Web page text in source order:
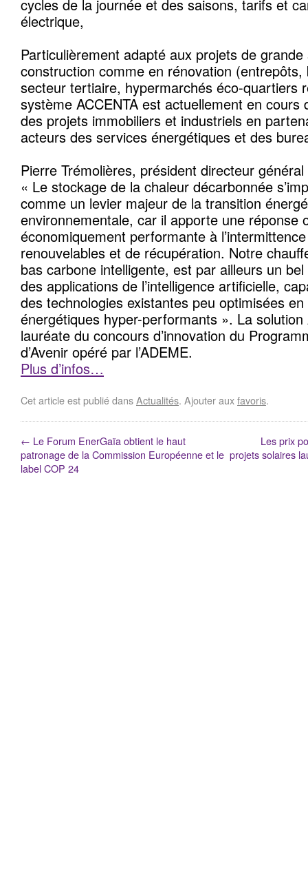
cycles de la journée et des saisons, tarifs et
électrique,
Particulièrement adapté aux projets de
construction comme en rénovation
secteur tertiaire, hypermarchés éco-quartiers
système ACCENTA est actuellement en cours
des projets immobiliers et industriels en
acteurs des services énergétiques et des
Pierre Trémolières, président directeur général
« Le stockage de la chaleur décarbonnée
comme un levier majeur de la transition
environnementale, car il apporte une réponse
économiquement performante à
renouvelables et de récupération. Notre
bas carbone intelligente, est par ailleurs un
des applications de l’intelligence artificielle,
des technologies existantes peu optimisées
énergétiques hyper-performants ». La solution
lauréate du concours d’innovation du
d’Avenir opéré par l’ADEME.
Plus d’infos…
Cet article est publié dansActualités. Ajouter auxfavoris.
← Le Forum EnerGaïa obtient le haut
patronage de la Commission Européenne et le
label COP 24
Les prix
projets solaires